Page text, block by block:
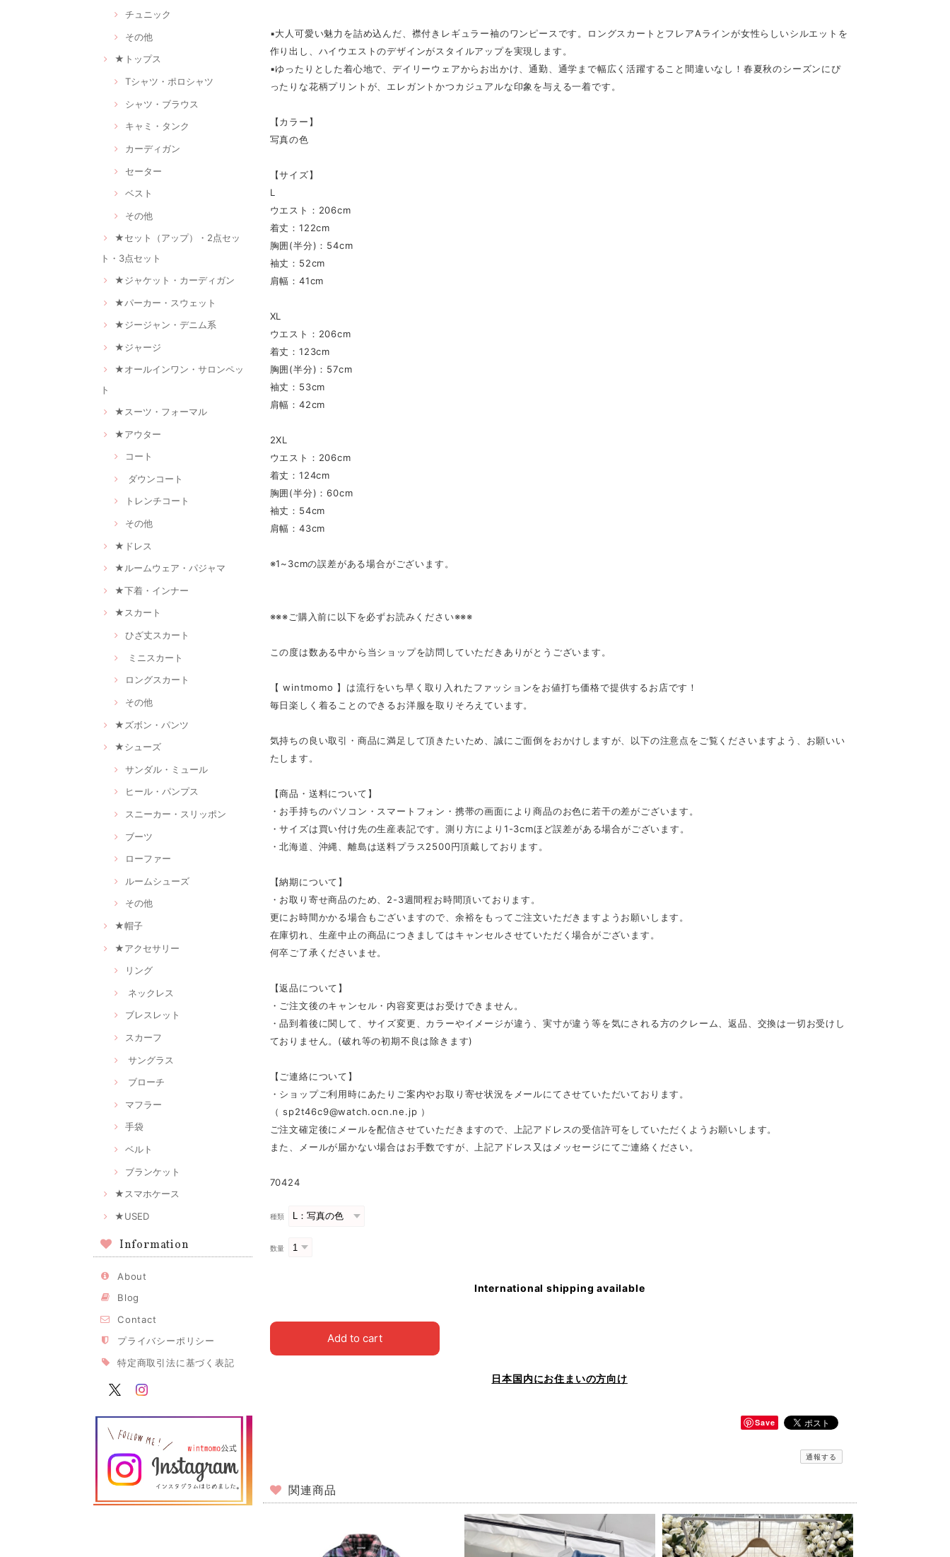
チュニック
その他
★トップス
Tシャツ・ポロシャツ
シャツ・ブラウス
キャミ・タンク
カーディガン
セーター
ベスト
その他
★セット（アップ）・2点セッ
ト・3点セット
★ジャケット・カーディガン
★パーカー・スウェット
★ジージャン・デニム系
★ジャージ
★オールインワン・サロンペッ
ト
★スーツ・フォーマル
★アウター
コート
ダウンコート
トレンチコート
その他
★ドレス
★ルームウェア・パジャマ
★下着・インナー
★スカート
ひざ丈スカート
ミニスカート
ロングスカート
その他
★ズボン・パンツ
★シューズ
サンダル・ミュール
ヒール・パンプス
スニーカー・スリッポン
ブーツ
ローファー
ルームシューズ
その他
★帽子
★アクセサリー
リング
ネックレス
ブレスレット
スカーフ
サングラス
ブローチ
マフラー
手袋
ベルト
ブランケット
★スマホケース
★USED
Information
About
Blog
Contact
プライバシーポリシー
特定商取引法に基づく表記
▪大人可愛い魅力を詰め込んだ、襟付きレギュラー袖のワンピースです。ロングスカートとフレアAラインが女性らしいシルエットを
作り出し、ハイウエストのデザインがスタイルアップを実現します。
▪ゆったりとした着心地で、デイリーウェアからお出かけ、通勤、通学まで幅広く活躍すること間違いなし！春夏秋のシーズンにぴ
ったりな花柄プリントが、エレガントかつカジュアルな印象を与える一着です。
【カラー】
写真の色
【サイズ】
L
ウエスト：206cm
着丈：122cm
胸囲(半分)：54cm
袖丈：52cm
肩幅：41cm
XL
ウエスト：206cm
着丈：123cm
胸囲(半分)：57cm
袖丈：53cm
肩幅：42cm
2XL
ウエスト：206cm
着丈：124cm
胸囲(半分)：60cm
袖丈：54cm
肩幅：43cm
※1~3cmの誤差がある場合がございます。
※※※ご購入前に以下を必ずお読みください※※※
この度は数ある中から当ショップを訪問していただきありがとうございます。
【 wintmomo 】は流行をいち早く取り入れたファッションをお値打ち価格で提供するお店です！
毎日楽しく着ることのできるお洋服を取りそろえています。
気持ちの良い取引・商品に満足して頂きたいため、誠にご面倒をおかけしますが、以下の注意点をご覧くださいますよう、お願いい
たします。
【商品・送料について】
・お手持ちのパソコン・スマートフォン・携帯の画面により商品のお色に若干の差がございます。
・サイズは買い付け先の生産表記です。測り方により1-3cmほど誤差がある場合がございます。
・北海道、沖縄、離島は送料プラス2500円頂戴しております。
【納期について】
・お取り寄せ商品のため、2-3週間程お時間頂いております。
更にお時間かかる場合もございますので、余裕をもってご注文いただきますようお願いします。
在庫切れ、生産中止の商品につきましてはキャンセルさせていただく場合がございます。
何卒ご了承くださいませ。
【返品について】
・ご注文後のキャンセル・内容変更はお受けできません。
・品到着後に関して、サイズ変更、カラーやイメージが違う、実寸が違う等を気にされる方のクレーム、返品、交換は一切お受けし
ておりません。(破れ等の初期不良は除きます)
【ご連絡について】
・ショップご利用時にあたりご案内やお取り寄せ状況をメールにてさせていただいております。
（sp2t46c9@watch.ocn.ne.jp ）
ご注文確定後にメールを配信させていただきますので、上記アドレスの受信許可をしていただくようお願いします。
また、メールが届かない場合はお手数ですが、上記アドレス又はメッセージにてご連絡ください。
70424
種類
数量
International shipping available
Add to cart
日本国内にお住まいの方向け
Save
通報する
関連商品